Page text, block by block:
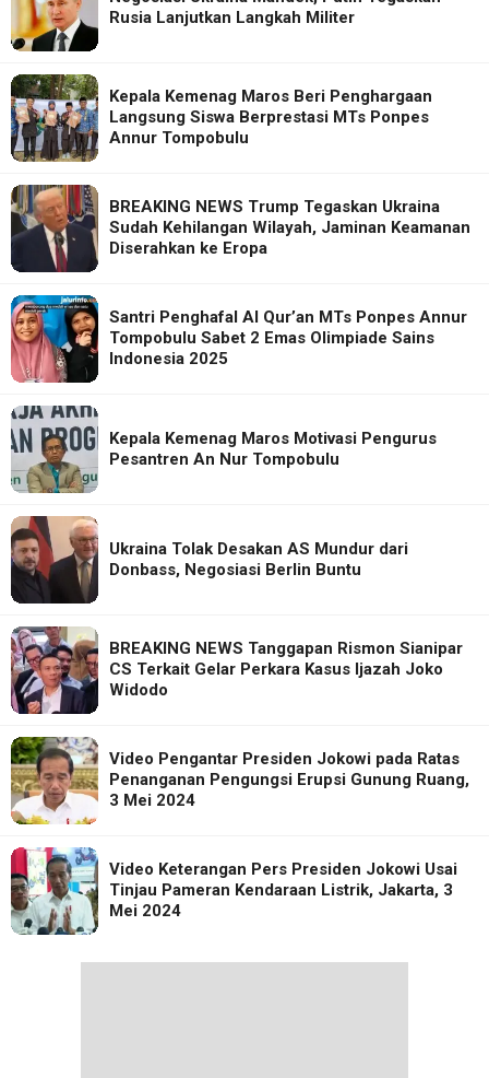
Rusia Lanjutkan Langkah Militer
Kepala Kemenag Maros Beri Penghargaan
Langsung Siswa Berprestasi MTs Ponpes
Annur Tompobulu
BREAKING NEWS Trump Tegaskan Ukraina
Sudah Kehilangan Wilayah, Jaminan Keamanan
Diserahkan ke Eropa
Santri Penghafal Al Qur’an MTs Ponpes Annur
Tompobulu Sabet 2 Emas Olimpiade Sains
Indonesia 2025
Kepala Kemenag Maros Motivasi Pengurus
Pesantren An Nur Tompobulu
Ukraina Tolak Desakan AS Mundur dari
Donbass, Negosiasi Berlin Buntu
BREAKING NEWS Tanggapan Rismon Sianipar
CS Terkait Gelar Perkara Kasus Ijazah Joko
Widodo
Video Pengantar Presiden Jokowi pada Ratas
Penanganan Pengungsi Erupsi Gunung Ruang,
3 Mei 2024
Video Keterangan Pers Presiden Jokowi Usai
Tinjau Pameran Kendaraan Listrik, Jakarta, 3
Mei 2024